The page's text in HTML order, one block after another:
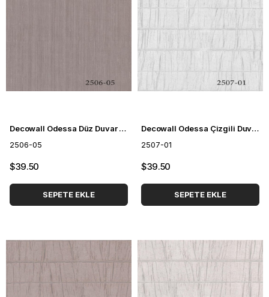
Decowall Odessa Düz Duvar Kağıdı 2506-05
2506-05
$39.50
SEPETE EKLE
Decowall Odessa Çizgili Duvar Kağıdı 2507-01
2507-01
$39.50
SEPETE EKLE